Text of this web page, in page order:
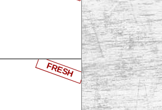
FRESH